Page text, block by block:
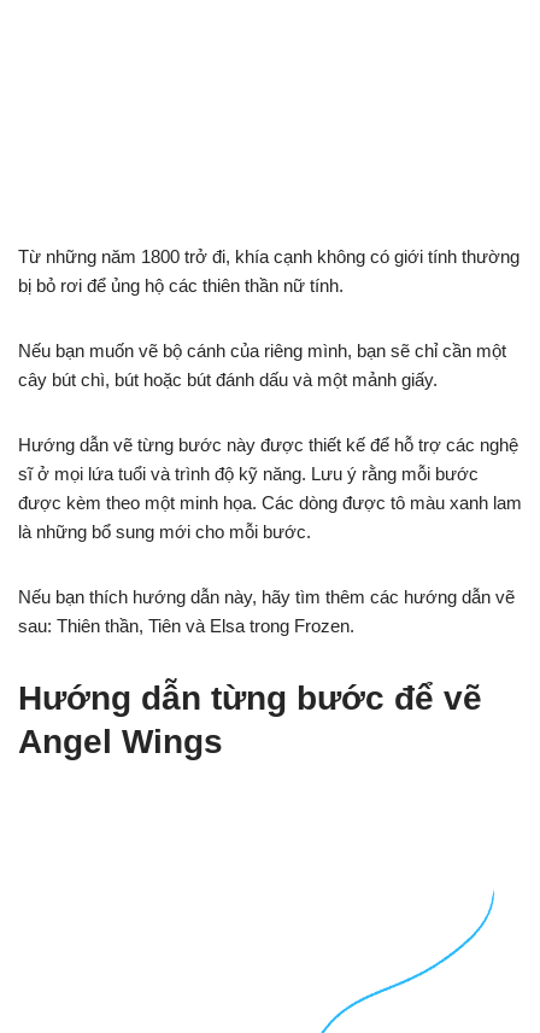
Từ những năm 1800 trở đi, khía cạnh không có giới tính thường
bị bỏ rơi để ủng hộ các thiên thần nữ tính.
Nếu bạn muốn vẽ bộ cánh của riêng mình, bạn sẽ chỉ cần một
cây bút chì, bút hoặc bút đánh dấu và một mảnh giấy.
Hướng dẫn vẽ từng bước này được thiết kế để hỗ trợ các nghệ
sĩ ở mọi lứa tuổi và trình độ kỹ năng. Lưu ý rằng mỗi bước
được kèm theo một minh họa. Các dòng được tô màu xanh lam
là những bổ sung mới cho mỗi bước.
Nếu bạn thích hướng dẫn này, hãy tìm thêm các hướng dẫn vẽ
sau: Thiên thần, Tiên và Elsa trong Frozen.
Hướng dẫn từng bước để vẽ
Angel Wings